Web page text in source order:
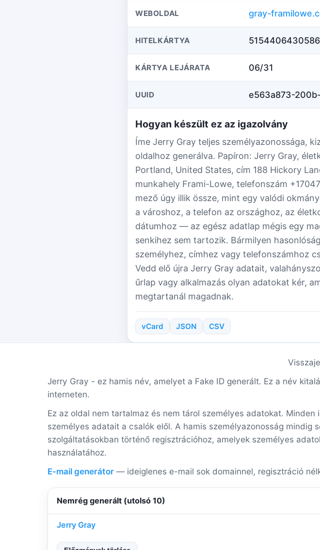
WEBOLDAL gray-
HITELKÁRTYA
KÁRTYA LEJÁRATA 06/31
UUID e563a873-
Hogyan készült ez az igazolvány
Íme Jerry Gray teljes személyazonossága,
oldalhoz generálva. Papíron: Jerry Gray,
Portland, United States, cím 188 Hickory
munkahely Frami-Lowe, telefonszám
mező úgy illik össze, mint egy valódi
a városhoz, a telefon az országhoz, az
dátumhoz — az egész adatlap mégis egy
senkihez sem tartozik. Bármilyen
személyhez, címhez vagy telefonszámhoz
Vedd elő újra Jerry Gray adatait,
űrlap vagy alkalmazás olyan adatokat kér,
megtartanál magadnak.
vCard JSON CSV
Jerry Gray - ez hamis név, amelyet a Fake ID generált. Ez a név
interneten.
Ez az oldal nem tartalmaz és nem tárol személyes adatokat.
személyes adatait a csalók elől. A hamis személyazonosság mindig
szolgáltatásokban történő regisztrációhoz, amelyek személyes
használatához.
E-mail generátor — ideiglenes e-mail sok domainnel, regisztráció
Nemrég generált (utolsó 10)
Jerry Gray